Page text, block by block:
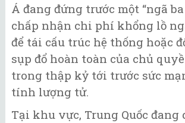
Á đang đứng trước một “ngã ba
chấp nhận chi phí khổng lồ
để tái cấu trúc hệ thống hoặc
sụp đổ hoàn toàn của chủ
trong thập kỷ tới trước sức
tính lượng tử.
Tại khu vực, Trung Quốc đang